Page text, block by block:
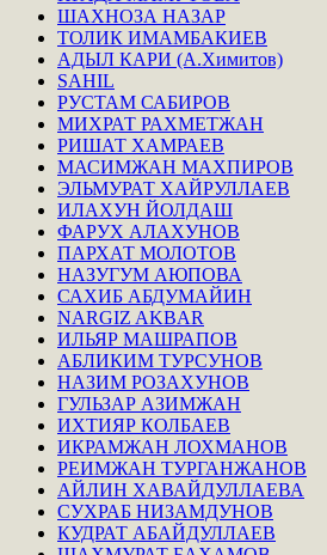
ШАХНОЗА НАЗАР
ТОЛИК ИМАМБАКИЕВ
АДЫЛ КАРИ (А.Химитов)
SAHIL
РУСТАМ САБИРОВ
МИХРАТ РАХМЕТЖАН
РИШАТ ХАМРАЕВ
МАСИМЖАН МАХПИРОВ
ЭЛЬМУРАТ ХАЙРУЛЛАЕВ
ИЛАХУН ЙОЛДАШ
ФАРУХ АЛАХУНОВ
ПАРХАТ МОЛОТОВ
НАЗУГУМ АЮПОВА
САХИБ АБДУМАЙИН
NARGIZ AKBAR
ИЛЬЯР МАШРАПОВ
АБЛИКИМ ТУРСУНОВ
НАЗИМ РОЗАХУНОВ
ГУЛЬЗАР АЗИМЖАН
ИХТИЯР КОЛБАЕВ
ИКРАМЖАН ЛОХМАНОВ
РЕИМЖАН ТУРГАНЖАНОВ
АЙЛИН ХАВАЙДУЛЛАЕВА
СУХРАБ НИЗАМДУНОВ
КУДРАТ АБАЙДУЛЛАЕВ